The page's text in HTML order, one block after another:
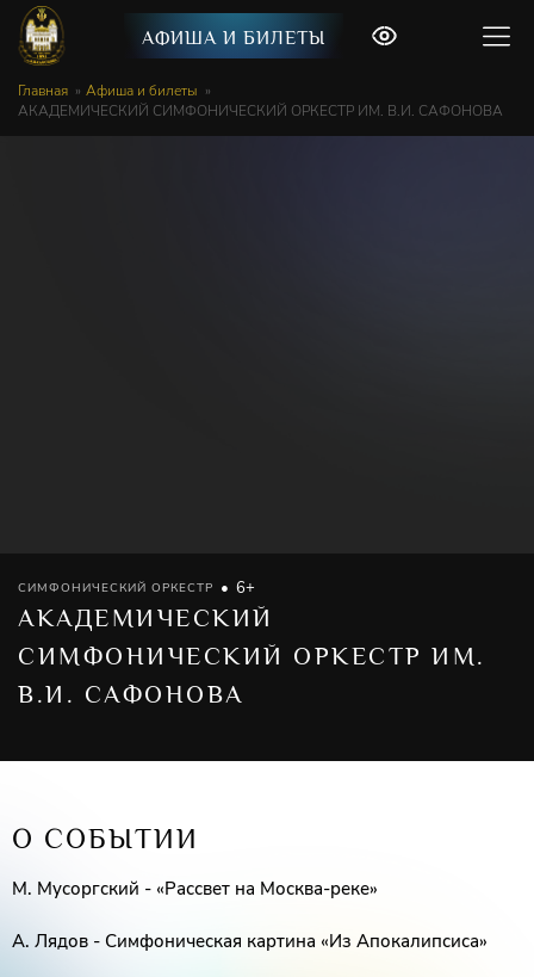
АФИША И БИЛЕТЫ
Главная
Афиша и билеты
АКАДЕМИЧЕСКИЙ СИМФОНИЧЕСКИЙ ОРКЕСТР ИМ. В.И. САФОНОВА
СИМФОНИЧЕСКИЙ ОРКЕСТР 6+
АКАДЕМИЧЕСКИЙ
СИМФОНИЧЕСКИЙ ОРКЕСТР ИМ.
В.И. САФОНОВА
О СОБЫТИИ
М. Мусоргский - «Рассвет на Москва-реке»
А. Лядов - Симфоническая картина «Из Апокалипсиса»